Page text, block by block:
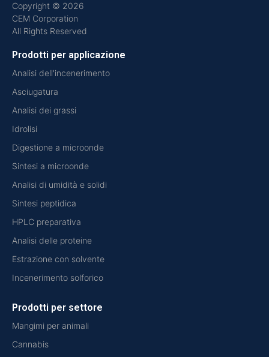
Copyright © 2026
CEM Corporation
All Rights Reserved
Prodotti per applicazione
Analisi dell'incenerimento
Asciugatura
Analisi dei grassi
Idrolisi
Digestione a microonde
Sintesi a microonde
Analisi di umidità e solidi
Sintesi peptidica
HPLC preparativa
Analisi delle proteine
Estrazione con solvente
Incenerimento solforico
Prodotti per settore
Mangimi per animali
Cannabis